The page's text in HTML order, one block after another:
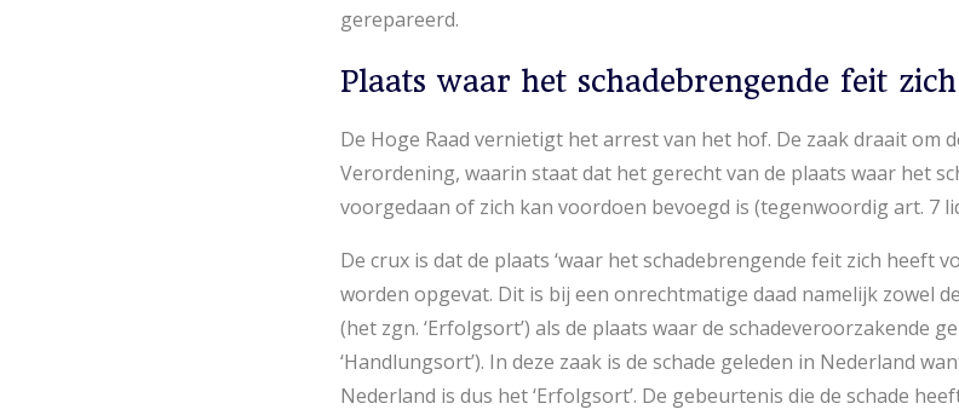
gerepareerd.
Plaats waar het schadebrengende feit
De Hoge Raad vernietigt het arrest van het hof. De zaak draait om
Verordening, waarin staat dat het gerecht van de plaats waar het
voorgedaan of zich kan voordoen bevoegd is (tegenwoordig art. 7
De crux is dat de plaats ‘waar het schadebrengende feit zich heeft
worden opgevat. Dit is bij een onrechtmatige daad namelijk zowel
(het zgn. ‘Erfolgsort’) als de plaats waar de schadeveroorzakende
‘Handlungsort’). In deze zaak is de schade geleden in Nederland
Nederland is dus het ‘Erfolgsort’. De gebeurtenis die de schade